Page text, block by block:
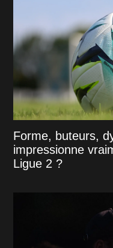
Forme, buteurs,
impressionne
Ligue 2 ?